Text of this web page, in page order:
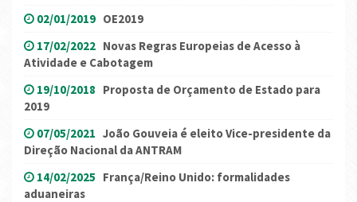
02/01/2019 OE2019
17/02/2022 Novas Regras Europeias de Acesso à
Atividade e Cabotagem
19/10/2018 Proposta de Orçamento de Estado para
2019
07/05/2021 João Gouveia é eleito Vice-presidente da
Direção Nacional da ANTRAM
14/02/2025 França/Reino Unido: formalidades
aduaneiras